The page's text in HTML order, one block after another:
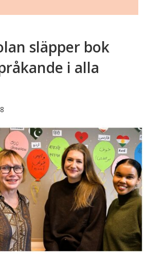
släpper bok
i alla